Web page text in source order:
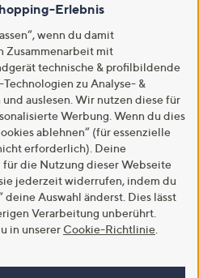
Erlebnis
wenn du damit
Zusammenarbeit mit
technische & profilbildende
zu Analyse- &
auslesen. Wir nutzen diese für
Werbung. Wenn du dies
ablehnen“ (für essenzielle
erforderlich). Deine
die Nutzung dieser Webseite
jederzeit widerrufen, indem du
Auswahl änderst. Dies lässt
Verarbeitung unberührt.
in unserer Cookie-Richtlinie